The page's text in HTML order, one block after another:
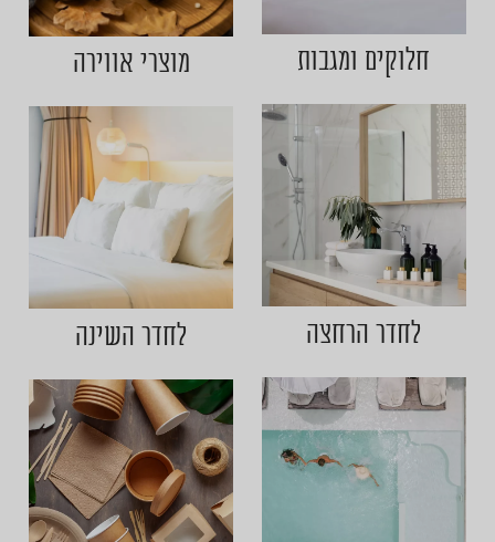
חלוקים ומגבות
לחדר הרחצה
מוצרי אווירה
לחדר השינה